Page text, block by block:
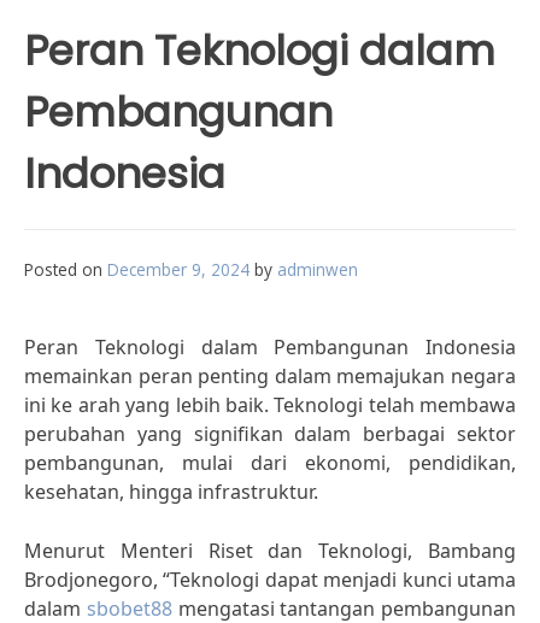
Peran Teknologi dalam
Pembangunan
Indonesia
Posted on December 9, 2024 by adminwen
Peran Teknologi dalam Pembangunan Indonesia
memainkan peran penting dalam memajukan negara
ini ke arah yang lebih baik. Teknologi telah membawa
perubahan yang signifikan dalam berbagai sektor
pembangunan, mulai dari ekonomi, pendidikan,
kesehatan, hingga infrastruktur.
Menurut Menteri Riset dan Teknologi, Bambang
Brodjonegoro, “Teknologi dapat menjadi kunci utama
dalam sbobet88mengatasi tantangan pembangunan